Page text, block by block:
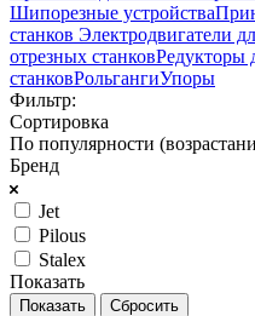
Шипорезные устройства
станков Электродвигатели
отрезных станковРедукторы
станковРольгангиУпоры
Фильтр:
Сортировка
По популярности
Бренд
Jet
Pilous
Stalex
Показать
Сбросить